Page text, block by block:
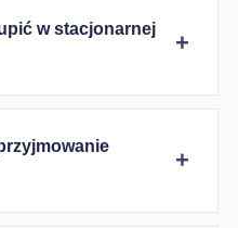
w stacjonarnej